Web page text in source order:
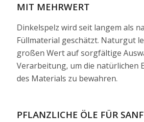
MIT MEHRWERT
Dinkelspelz wird seit langem als
Füllmaterial geschätzt. Naturgut
großen Wert auf sorgfältige
Verarbeitung, um die natürlichen
des Materials zu bewahren.
PFLANZLICHE ÖLE FÜR